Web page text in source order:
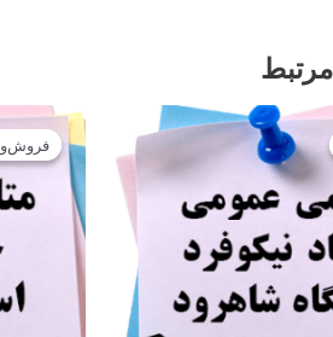
12.900تومان
قیمت
فعلی
است.